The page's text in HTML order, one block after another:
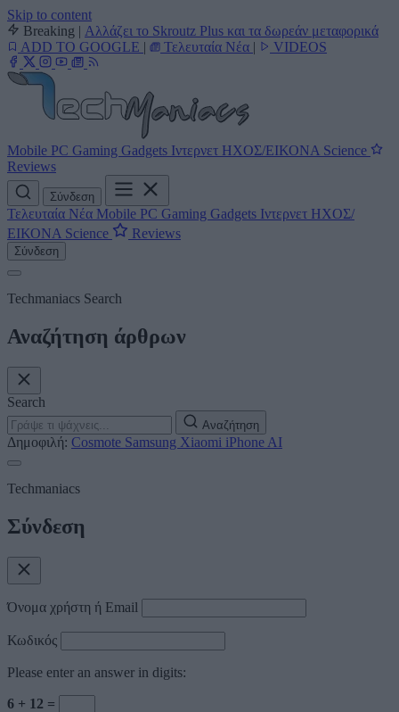
Skip to content
Breaking | Αλλάζει το Skroutz Plus και τα δωρεάν μεταφορικά
ADD TO GOOGLE | Τελευταία Νέα | VIDEOS
Mobile PC Gaming Gadgets Ιντερνετ ΗΧΟΣ/ΕΙΚΟΝΑ Science
Reviews
Σύνδεση
Τελευταία Νέα Mobile PC Gaming Gadgets Ιντερνετ ΗΧΟΣ/
ΕΙΚΟΝΑ Science Reviews
Σύνδεση
Techmaniacs Search
Αναζήτηση άρθρων
Search
Αναζήτηση
Δημοφιλή: Cosmote Samsung Xiaomi iPhone AI
Techmaniacs
Σύνδεση
Όνομα χρήστη ή Email
Κωδικός
Please enter an answer in digits:
6 + 12 =